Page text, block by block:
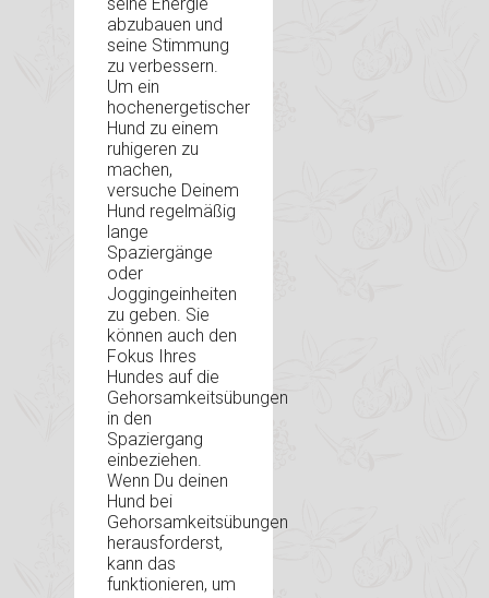
abzubauen und
seine Stimmung
zu verbessern.
Um ein
hochenergetischer
Hund zu einem
ruhigeren zu
machen,
versuche Deinem
Hund regelmäßig
lange
Spaziergänge
oder
Joggingeinheiten
zu geben. Sie
können auch den
Fokus Ihres
Hundes auf die
Gehorsamkeitsübungen
in den
Spaziergang
einbeziehen.
Wenn Du deinen
Hund bei
Gehorsamkeitsübungen
herausforderst,
kann das
funktionieren, um